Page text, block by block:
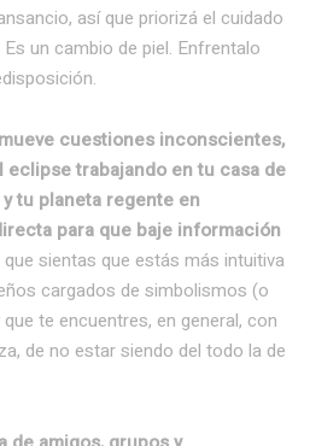
así que priorizá el cuidado
un cambio de piel. Enfrentalo
cuestiones inconscientes,
eclipse trabajando en tu casa de
tu planeta regente en
para que baje información
que sientas que estás más intuitiva
cargados de simbolismos (o
te encuentres, en general, con
de no estar siendo del todo la de